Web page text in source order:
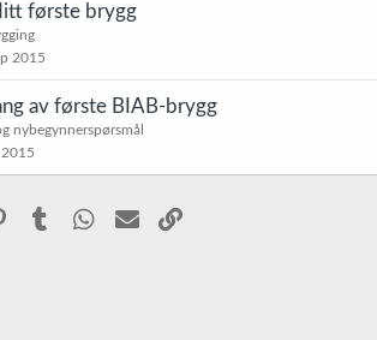
første brygg
2015
av første BIAB-brygg
nybegynnerspørsmål
PinterestTumblr WhatsApp
E-post